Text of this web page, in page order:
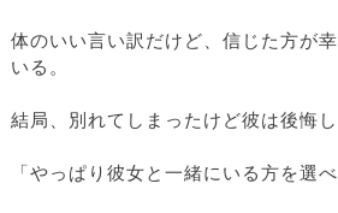
体のいい言い訳だけど、信じた方が
いる。
結局、別れてしまったけど彼は後悔し
「やっぱり彼女と一緒にいる方を選